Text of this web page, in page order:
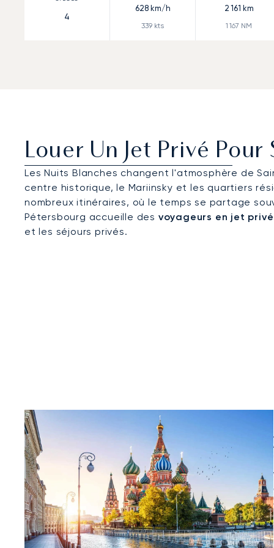
4
628km/h
339 kts
2 161 km
1 167 NM
Louer Un Jet Privé
Les Nuits Blanches changent l'atmosphère de
centre historique, le Mariinsky et les quartiers
nombreux itinéraires, où le temps se partage
Pétersbourg accueille des voyageurs en jet
et les séjours privés.